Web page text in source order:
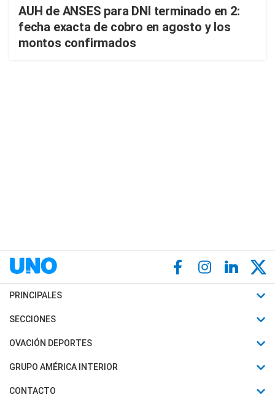
AUH de ANSES para DNI terminado en 2:
fecha exacta de cobro en agosto y los
montos confirmados
PRINCIPALES
Últimas Noticias
Política
Judiciales
SECCIONES
Horóscopo
Motores
OVACIÓN DEPORTES
Fútbol
Mundial
GRUPO AMÉRICA INTERIOR
Canal 7 en Vivo
CONTACTO